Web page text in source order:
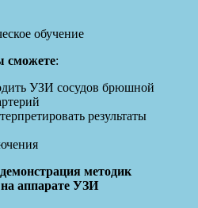
обучение
сможете:
УЗИ сосудов брюшной
результаты
методик
аппарате УЗИ